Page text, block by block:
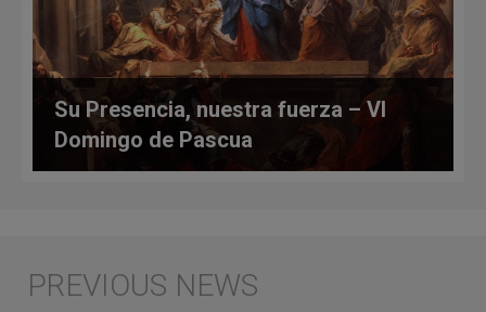
Su Presencia, nuestra fuerza – VI
Domingo de Pascua